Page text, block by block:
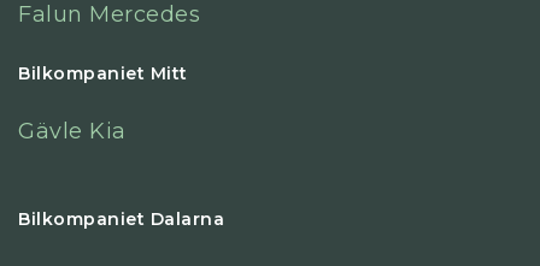
Falun Mercedes
Bilkompaniet Mitt
Gävle Kia
Bilkompaniet Dalarna